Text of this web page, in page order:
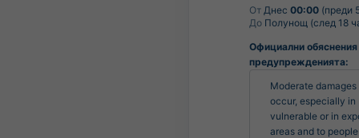
От Днес 00:00 (преди
До Полунощ (след 18
Официални обяснения
предупрежденията:
Moderate damages
occur, especially in
vulnerable or in
areas and to